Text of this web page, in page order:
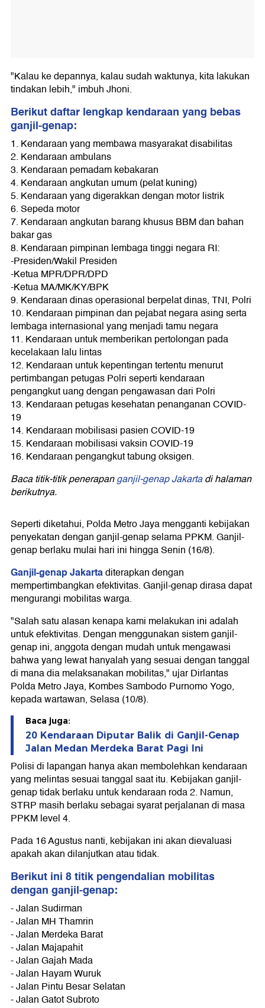
"Kalau ke depannya, kalau sudah waktunya, kita lakukan
tindakan lebih," imbuh Jhoni.
Berikut daftar lengkap kendaraan yang bebas
ganjil-genap:
1. Kendaraan yang membawa masyarakat disabilitas
2. Kendaraan ambulans
3. Kendaraan pemadam kebakaran
4. Kendaraan angkutan umum (pelat kuning)
5. Kendaraan yang digerakkan dengan motor listrik
6. Sepeda motor
7. Kendaraan angkutan barang khusus BBM dan bahan
bakar gas
8. Kendaraan pimpinan lembaga tinggi negara RI:
-Presiden/Wakil Presiden
-Ketua MPR/DPR/DPD
-Ketua MA/MK/KY/BPK
9. Kendaraan dinas operasional berpelat dinas, TNI, Polri
10. Kendaraan pimpinan dan pejabat negara asing serta
lembaga internasional yang menjadi tamu negara
11. Kendaraan untuk memberikan pertolongan pada
kecelakaan lalu lintas
12. Kendaraan untuk kepentingan tertentu menurut
pertimbangan petugas Polri seperti kendaraan
pengangkut uang dengan pengawasan dari Polri
13. Kendaraan petugas kesehatan penanganan COVID-
19
14. Kendaraan mobilisasi pasien COVID-19
15. Kendaraan mobilisasi vaksin COVID-19
16. Kendaraan pengangkut tabung oksigen.
Baca titik-titik penerapanganjil-genap Jakartadi halaman
berikutnya.
Seperti diketahui, Polda Metro Jaya mengganti kebijakan
penyekatan dengan ganjil-genap selama PPKM. Ganjil-
genap berlaku mulai hari ini hingga Senin (16/8).
Ganjil-genap Jakartaditerapkan dengan
mempertimbangkan efektivitas. Ganjil-genap dirasa dapat
mengurangi mobilitas warga.
"Salah satu alasan kenapa kami melakukan ini adalah
untuk efektivitas. Dengan menggunakan sistem ganjil-
genap ini, anggota dengan mudah untuk mengawasi
bahwa yang lewat hanyalah yang sesuai dengan tanggal
di mana dia melaksanakan mobilitas," ujar Dirlantas
Polda Metro Jaya, Kombes Sambodo Purnomo Yogo,
kepada wartawan, Selasa (10/8).
Baca juga:
20 Kendaraan Diputar Balik di Ganjil-Genap
Jalan Medan Merdeka Barat Pagi Ini
Polisi di lapangan hanya akan membolehkan kendaraan
yang melintas sesuai tanggal saat itu. Kebijakan ganjil-
genap tidak berlaku untuk kendaraan roda 2. Namun,
STRP masih berlaku sebagai syarat perjalanan di masa
PPKM level 4.
Pada 16 Agustus nanti, kebijakan ini akan dievaluasi
apakah akan dilanjutkan atau tidak.
Berikut ini 8 titik pengendalian mobilitas
dengan ganjil-genap:
- Jalan Sudirman
- Jalan MH Thamrin
- Jalan Merdeka Barat
- Jalan Majapahit
- Jalan Gajah Mada
- Jalan Hayam Wuruk
- Jalan Pintu Besar Selatan
- Jalan Gatot Subroto